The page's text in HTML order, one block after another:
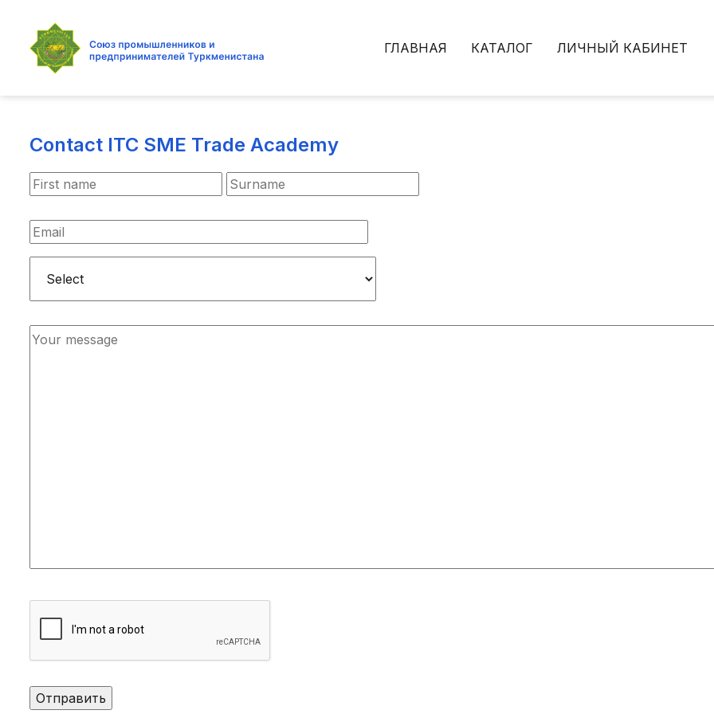
ГЛАВНАЯ КАТАЛОГ ЛИЧНЫЙ КАБИНЕТ
Contact ITC SME Trade Academy